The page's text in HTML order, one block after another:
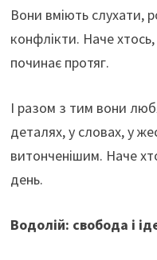
Вони вміють слухати,
конфлікти. Наче
починає протяг.
І разом з тим вони
деталях, у словах, у
витонченішим. Наче
день.
Водолій: свобода і